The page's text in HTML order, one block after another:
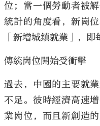
位；當一個勞動者被
統計的角度看，新崗
「新增城鎮就業」，
傳統崗位開始受衝擊
過去，中國的主要就
不足。彼時經濟高速
業崗位，而且新創造